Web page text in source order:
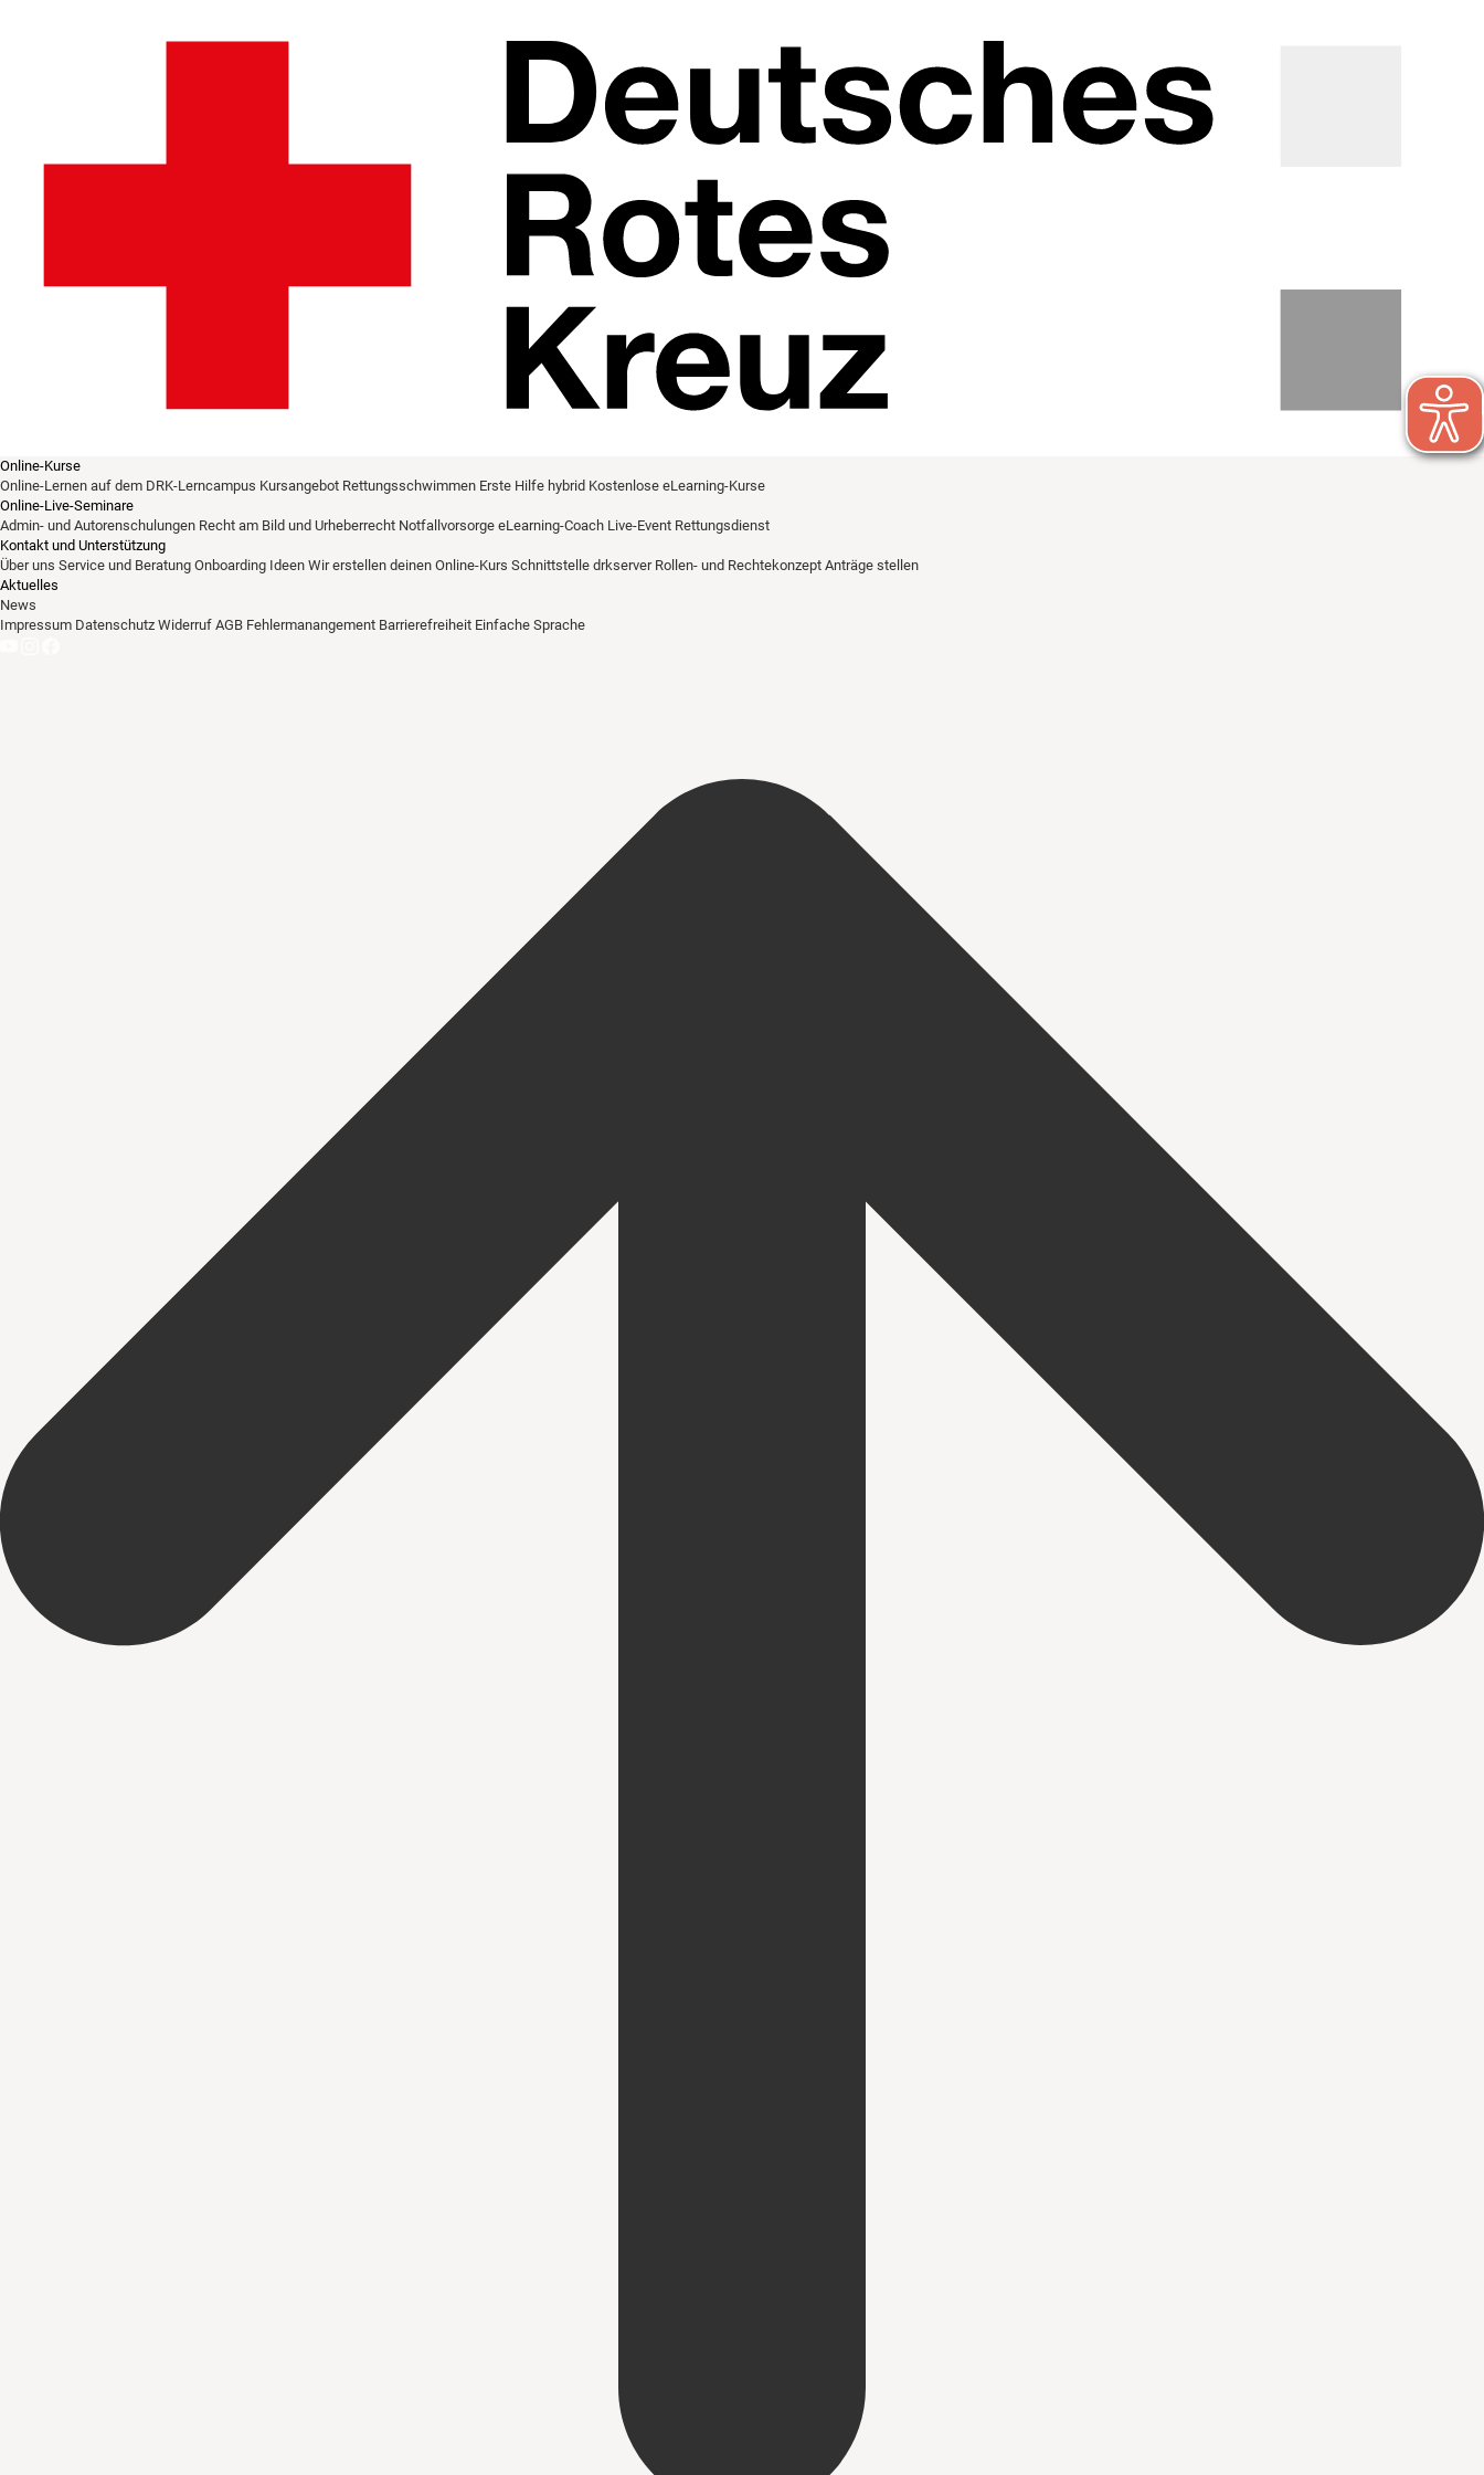
Online-Kurse
Online-Lernen auf dem DRK-Lerncampus Kursangebot Rettungsschwimmen Erste Hilfe hybrid Kostenlose eLearning-Kurse
Online-Live-Seminare
Admin- und Autorenschulungen Recht am Bild und Urheberrecht Notfallvorsorge eLearning-Coach Live-Event Rettungsdienst
Kontakt und Unterstützung
Über uns Service und Beratung Onboarding Ideen Wir erstellen deinen Online-Kurs Schnittstelle drkserver Rollen- und Rechtekonzept Anträge stellen
Aktuelles
News
Impressum Datenschutz Widerruf AGB Fehlermanangement Barrierefreiheit Einfache Sprache